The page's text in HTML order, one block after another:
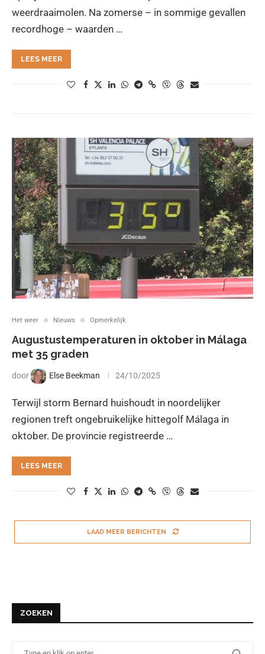
weerdraaimolen. Na zomerse – in sommige gevallen
recordhoge – waarden …
LEES MEER
Het weer Nieuws Opmerkelijk
Augustustemperaturen in oktober in Málaga
met 35 graden
door Else Beekman 24/10/2025
Terwijl storm Bernard huishoudt in noordelijker
regionen treft ongebruikelijke hittegolf Málaga in
oktober. De provincie registreerde …
LEES MEER
LAAD MEER BERICHTEN
ZOEKEN